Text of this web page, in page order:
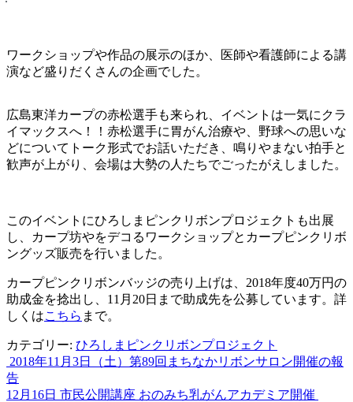
ワークショップや作品の展示のほか、医師や看護師による講
演など盛りだくさんの企画でした。
広島東洋カープの赤松選手も来られ、イベントは一気にクラ
イマックスへ！！赤松選手に胃がん治療や、野球への思いな
どについてトーク形式でお話いただき、鳴りやまない拍手と
歓声が上がり、会場は大勢の人たちでごったがえしました。
このイベントにひろしまピンクリボンプロジェクトも出展
し、カープ坊やをデコるワークショップとカープピンクリボ
ングッズ販売を行いました。
カープピンクリボンバッジの売り上げは、2018年度40万円の
助成金を捻出し、11月20日まで助成先を公募しています。詳
しくはこちら まで。
カテゴリー: ひろしまピンクリボンプロジェクト
投
稿
2018年11月3日（土）第89回まちなかリボンサロン開催の報
告
12月16日 市民公開講座 おのみち乳がんアカデミア開催